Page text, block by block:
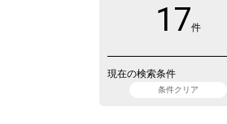
17件
現在の検索条件
条件クリア